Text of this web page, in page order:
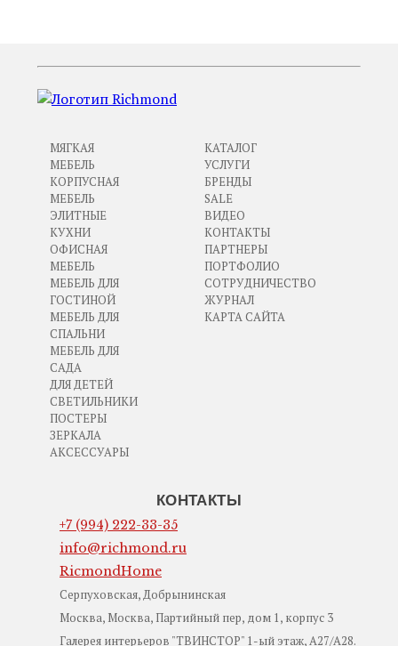
МЯГКАЯ
МЕБЕЛЬ
КОРПУСНАЯ
МЕБЕЛЬ
ЭЛИТНЫЕ
КУХНИ
ОФИСНАЯ
МЕБЕЛЬ
МЕБЕЛЬ ДЛЯ
ГОСТИНОЙ
МЕБЕЛЬ ДЛЯ
СПАЛЬНИ
МЕБЕЛЬ ДЛЯ
САДА
ДЛЯ ДЕТЕЙ
СВЕТИЛЬНИКИ
ПОСТЕРЫ
ЗЕРКАЛА
АКСЕССУАРЫ
КАТАЛОГ
УСЛУГИ
БРЕНДЫ
SALE
ВИДЕО
КОНТАКТЫ
ПАРТНЕРЫ
ПОРТФОЛИО
СОТРУДНИЧЕСТВО
ЖУРНАЛ
КАРТА САЙТА
КОНТАКТЫ
+7 (994) 222-33-35
info@richmond.ru
RicmondHome
Серпуховская, Добрынинская
Москва, Москва, Партийный пер, дом 1, корпус 3
Галерея интерьеров "ТВИНСТОР" 1-ый этаж, А27/А28.